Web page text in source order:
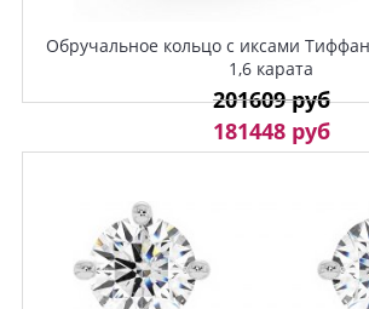
Обручальное кольцо с иксами
1,6 карата
201609 руб
181448 руб